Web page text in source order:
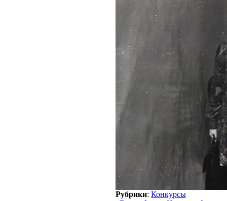
Рубрики: Конкурсы